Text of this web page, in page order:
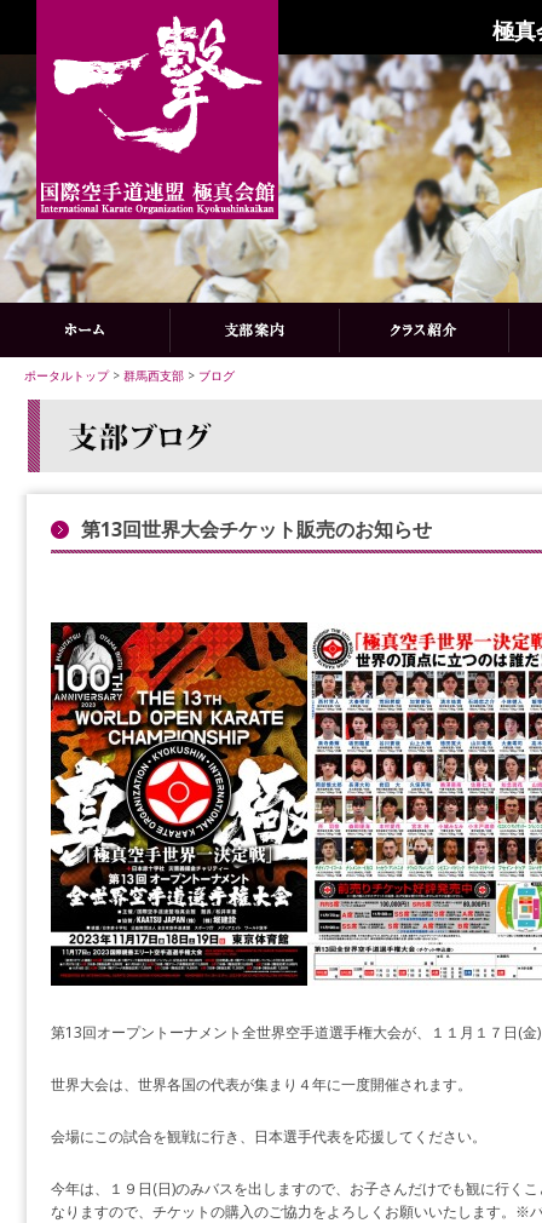
極真
ポータルトップ> 群馬西支部 > ブログ
第13回世界大会チケット販売のお知らせ
第13回オープントーナメント全世界空手道選手権大会が、１１月１７日(金
世界大会は、世界各国の代表が集まり４年に一度開催されます。
会場にこの試合を観戦に行き、日本選手代表を応援してください。
今年は、１９日(日)のみバスを出しますので、お子さんだけでも観に行く
なりますので、チケットの購入のご協力をよろしくお願いいたします。※